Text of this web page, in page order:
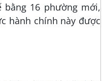
bằng 16 phường mới,
hành chính này được